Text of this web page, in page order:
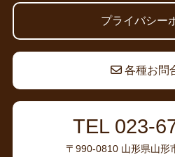
プライバシー
各種お問
TEL 023-
〒990-0810 山形県山形